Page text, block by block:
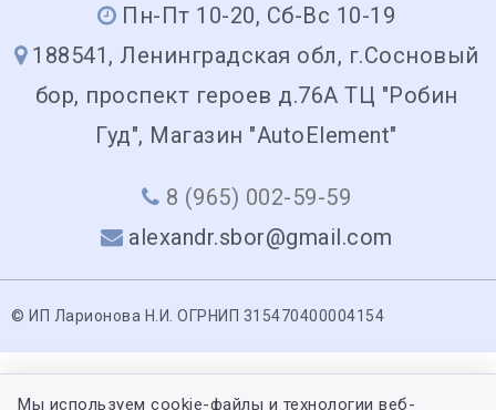
Пн-Пт 10-20, Сб-Вс 10-19
188541, Ленинградская обл, г.Сосновый
бор, проспект героев д.76А ТЦ "Робин
Гуд", Магазин "AutoElement"
8 (965) 002-59-59
alexandr.sbor@gmail.com
© ИП Ларионова Н.И. ОГРНИП 315470400004154
Мы используем cookie-файлы и технологии веб-